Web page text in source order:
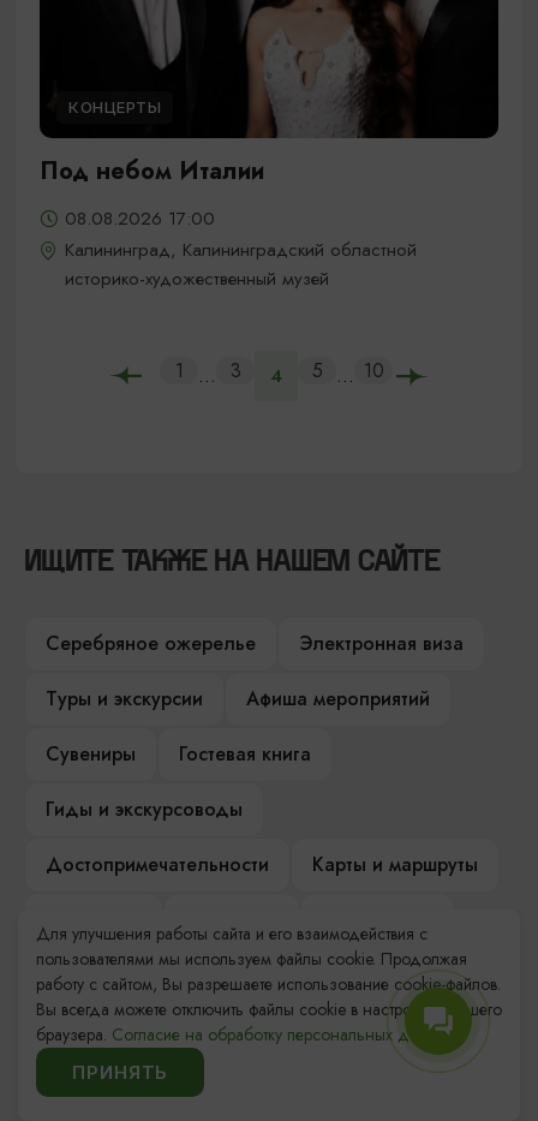
КОНЦЕРТЫ
Под небом Италии
08.08.2026 17:00
Калининград, Калининградский областной
историко-художественный музей
1 ... 3 4 5 ... 10
ИЩИТЕ ТАКЖЕ НА НАШЕМ САЙТЕ
Серебряное ожерелье
Электронная виза
Туры и экскурсии
Афиша мероприятий
Сувениры
Гостевая книга
Гиды и экскурсоводы
Достопримечательности
Карты и маршруты
Компас Балтийской кухни
Настоящий Калининградец
Музеи
Для улучшения работы сайта и его взаимодействия с
пользователями мы используем файлы cookie. Продолжая
работу с сайтом, Вы разрешаете использование cookie-файлов.
Вы всегда можете отключить файлы cookie в настройках Вашего
браузера. Согласие на обработку персональных данных.
ПРИНЯТЬ